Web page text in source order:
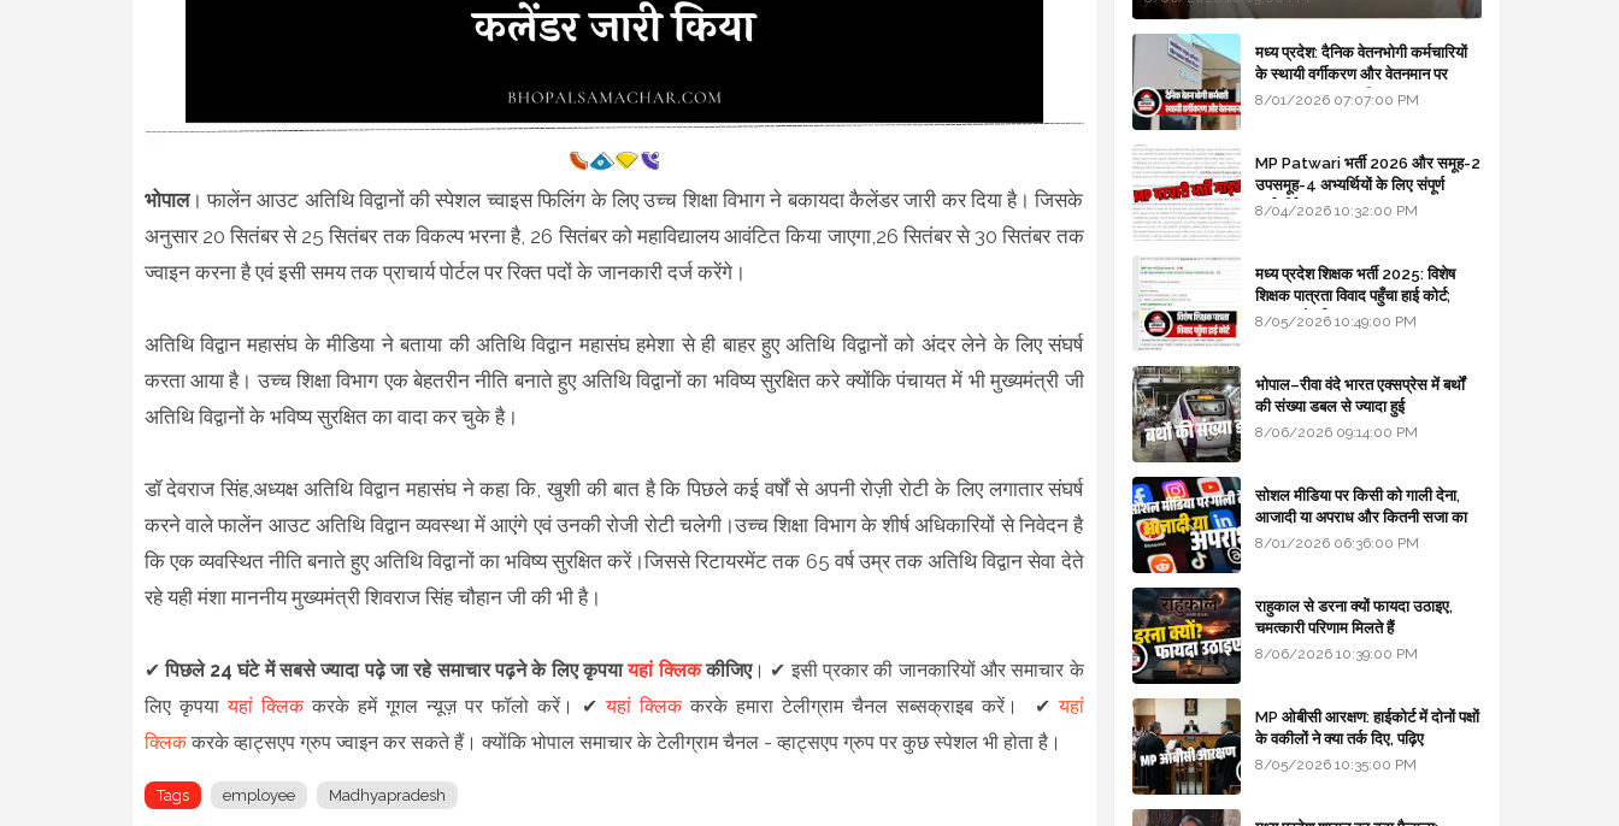
भोपाल। फालेंन आउट अतिथि विद्वानों की स्पेशल च्वाइस फिलिंग के लिए उच्च शिक्षा विभाग ने बकायदा कैलेंडर जारी कर दिया है। जिसके
अनुसार 20 सितंबर से 25 सितंबर तक विकल्प भरना है, 26 सितंबर को महाविद्यालय आवंटित किया जाएगा,26 सितंबर से 30 सितंबर तक
ज्वाइन करना है एवं इसी समय तक प्राचार्य पोर्टल पर रिक्त पदों के जानकारी दर्ज करेंगे।
अतिथि विद्वान महासंघ के मीडिया ने बताया की अतिथि विद्वान महासंघ हमेशा से ही बाहर हुए अतिथि विद्वानों को अंदर लेने के लिए संघर्ष
करता आया है। उच्च शिक्षा विभाग एक बेहतरीन नीति बनाते हुए अतिथि विद्वानों का भविष्य सुरक्षित करे क्योंकि पंचायत में भी मुख्यमंत्री जी
अतिथि विद्वानों के भविष्य सुरक्षित का वादा कर चुके है।
डॉ देवराज सिंह,अध्यक्ष अतिथि विद्वान महासंघ ने कहा कि, खुशी की बात है कि पिछले कई वर्षों से अपनी रोज़ी रोटी के लिए लगातार संघर्ष
करने वाले फालेंन आउट अतिथि विद्वान व्यवस्था में आएंगे एवं उनकी रोजी रोटी चलेगी।उच्च शिक्षा विभाग के शीर्ष अधिकारियों से निवेदन है
कि एक व्यवस्थित नीति बनाते हुए अतिथि विद्वानों का भविष्य सुरक्षित करें।जिससे रिटायरमेंट तक 65 वर्ष उम्र तक अतिथि विद्वान सेवा देते
रहे यही मंशा माननीय मुख्यमंत्री शिवराज सिंह चौहान जी की भी है।
✔ पिछले 24 घंटे में सबसे ज्यादा पढ़े जा रहे समाचार पढ़ने के लिए कृपयायहां क्लिककीजिए। ✔ इसी प्रकार की जानकारियों और समाचार के
लिए कृपयायहां क्लिककरके हमें गूगल न्यूज़ पर फॉलो करें। ✔यहां क्लिककरके हमारा टेलीग्राम चैनल सब्सक्राइब करें। ✔यहां
क्लिककरके व्हाट्सएप ग्रुप ज्वाइन कर सकते हैं। क्योंकि भोपाल समाचार के टेलीग्राम चैनल - व्हाट्सएप ग्रुपपर कुछ स्पेशल भी होता है।
Tags employee Madhyapradesh
मध्य प्रदेश: दैनिक वेतनभोगी कर्मचारियों
के स्थायी वर्गीकरण और वेतनमान पर
सरकार का बड़ा स्पष्टीकरण
8/01/2026 07:07:00 PM
MP Patwari भर्ती 2026 और समूह-2
उपसमूह-4 अभ्यर्थियों के लिए संपूर्ण
मार्गदर्शिका
8/04/2026 10:32:00 PM
मध्य प्रदेश शिक्षक भर्ती 2025: विशेष
शिक्षक पात्रता विवाद पहुँचा हाई कोर्ट;
सरकार से माँगा जवाब
8/05/2026 10:49:00 PM
भोपाल–रीवा वंदे भारत एक्सप्रेस में बर्थों
की संख्या डबल से ज्यादा हुई
8/06/2026 09:14:00 PM
सोशल मीडिया पर किसी को गाली देना,
आजादी या अपराध और कितनी सजा का
प्रावधान - free legal advice
8/01/2026 06:36:00 PM
राहुकाल से डरना क्यों फायदा उठाइए,
चमत्कारी परिणाम मिलते हैं
8/06/2026 10:39:00 PM
MP ओबीसी आरक्षण: हाईकोर्ट में दोनों पक्षों
के वकीलों ने क्या तर्क दिए, पढ़िए
8/05/2026 10:35:00 PM